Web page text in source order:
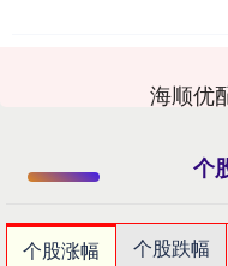
海顺优
个
个股涨幅 个股跌幅